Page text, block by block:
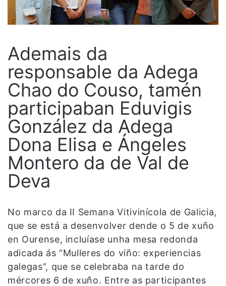
Ademais da
responsable da Adega
Chao do Couso, tamén
participaban Eduvigis
González da Adega
Dona Elisa e Ángeles
Montero da de Val de
Deva
No marco da II Semana Vitivinícola de Galicia,
que se está a desenvolver dende o 5 de xuño
en Ourense, incluíase unha mesa redonda
adicada ás “Mulleres do viño: experiencias
galegas”, que se celebraba na tarde do
mércores 6 de xuño. Entre as participantes